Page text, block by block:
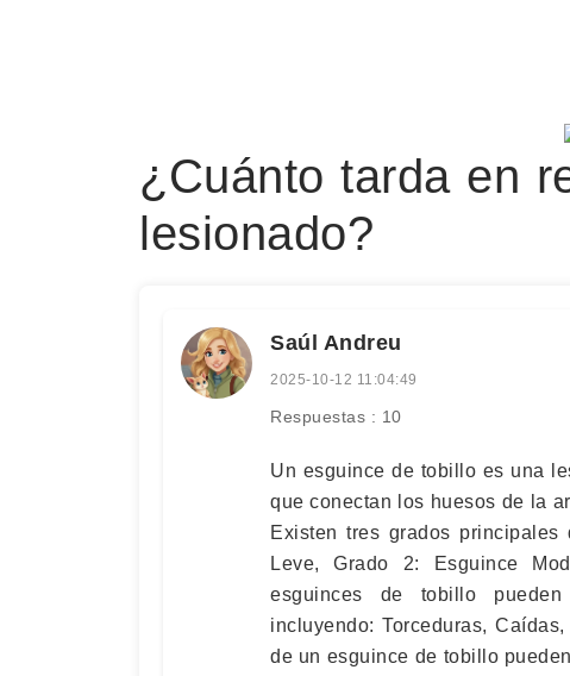
¿Cuánto tarda en
lesionado?
Saúl Andreu
2025-10-12 11:04:49
Respuestas : 10
Un esguince de tobillo es una
que conectan los huesos de la
Existen tres grados
Leve, Grado 2: Esguince
esguinces de tobillo
incluyendo: Torceduras,
de un esguince de tobillo